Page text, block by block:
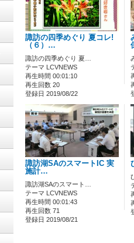
諏訪の四季めぐり 夏コレ!
（６）…
諏訪の四季めぐり 夏…
テーマ LCVNEWS
再生時間 00:01:10
再生回数 20
登録日 2019/08/22
諏訪湖SAのスマートIC 実
施計…
諏訪湖SAのスマート…
テーマ LCVNEWS
再生時間 00:01:43
再生回数 71
登録日 2019/08/21